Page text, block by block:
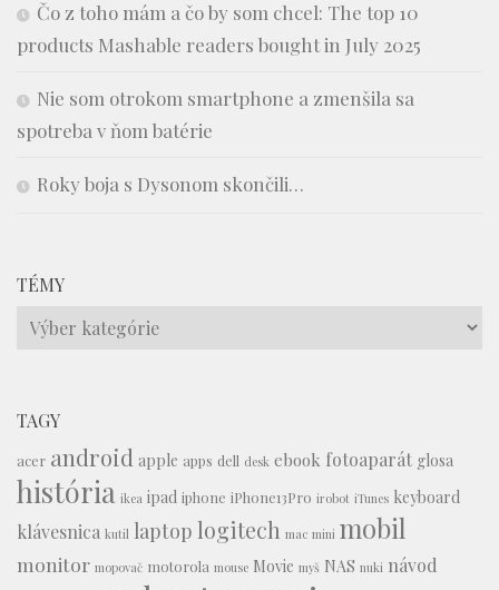
Čo z toho mám a čo by som chcel: The top 10
products Mashable readers bought in July 2025
Nie som otrokom smartphone a zmenšila sa
spotreba v ňom batérie
Roky boja s Dysonom skončili…
TÉMY
Témy
TAGY
acer android apple apps dell desk ebook fotoaparát glosa
história ikea ipad iphone iPhone13Pro irobot iTunes keyboard
klávesnica kutil laptop logitech mac mini mobil
monitor mopovač motorola mouse Movie myš NAS nuki návod